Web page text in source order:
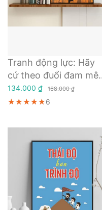
Tranh động lực: Hãy
cứ theo đuổi đam mê
thành công sẽ theo
đuổi bạn
134.000 ₫ 168.000 ₫
★★★★★
★★★★★
★★★★★6